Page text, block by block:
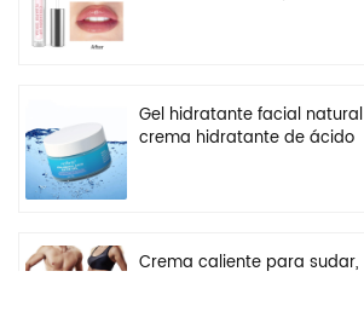
Gel hidratante facial natural
crema hidratante de ácido
Crema caliente para sudar,